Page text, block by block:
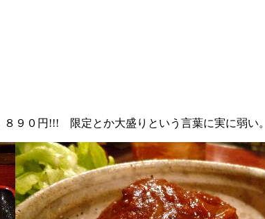
９０円!!! 限定とか大盛りという言葉に実に弱い。